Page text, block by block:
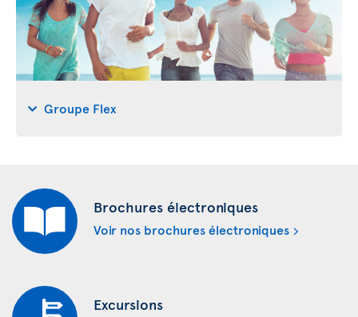
Groupe Flex
Brochures électroniques
Voir nos brochures électroniques
Excursions